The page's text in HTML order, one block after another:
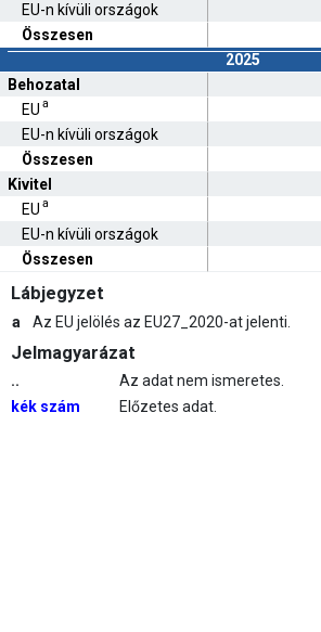
EU-n kívüli országok
Összesen
2025
Behozatal
EU a
EU-n kívüli országok
Összesen
Kivitel
EU a
EU-n kívüli országok
Összesen
Lábjegyzet
a Az EU jelölés az EU27_2020-at jelenti.
Jelmagyarázat
..
Az adat nem ismeretes.
kék szám
Előzetes adat.